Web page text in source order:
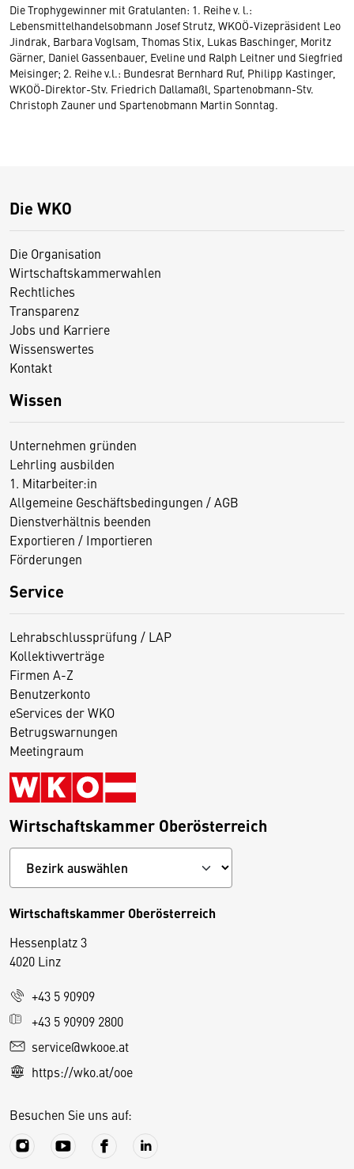
Die Trophygewinner mit Gratulanten: 1. Reihe v. l.:
Lebensmittelhandelsobmann Josef Strutz, WKOÖ-Vizepräsident Leo
Jindrak, Barbara Voglsam, Thomas Stix, Lukas Baschinger, Moritz
Gärner, Daniel Gassenbauer, Eveline und Ralph Leitner und Siegfried
Meisinger; 2. Reihe v.l.: Bundesrat Bernhard Ruf, Philipp Kastinger,
WKOÖ-Direktor-Stv. Friedrich Dallamaßl, Spartenobmann-Stv.
Christoph Zauner und Spartenobmann Martin Sonntag.
Die WKO
Die Organisation
Wirtschaftskammerwahlen
Rechtliches
Transparenz
Jobs und Karriere
Wissenswertes
Kontakt
Wissen
Unternehmen gründen
Lehrling ausbilden
1. Mitarbeiter:in
Allgemeine Geschäftsbedingungen / AGB
Dienstverhältnis beenden
Exportieren / Importieren
Förderungen
Service
Lehrabschlussprüfung / LAP
Kollektivverträge
Firmen A-Z
Benutzerkonto
eServices der WKO
Betrugswarnungen
Meetingraum
Wirtschaftskammer Oberösterreich
Wirtschaftskammer Oberösterreich
Hessenplatz 3
4020 Linz
+43 5 90909
+43 5 90909 2800
service@wkooe.at
https://wko.at/ooe
Besuchen Sie uns auf:
D
e
s
S
e